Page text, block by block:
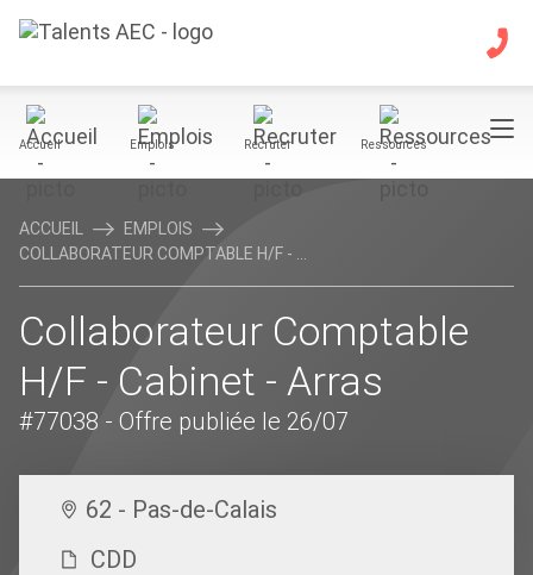
Accueil Emplois Recruter Ressources
ACCUEIL
EMPLOIS
COLLABORATEUR COMPTABLE H/F - ...
Collaborateur Comptable
H/F - Cabinet - Arras
#77038 - Offre publiée le 26/07
62 - Pas-de-Calais
CDD